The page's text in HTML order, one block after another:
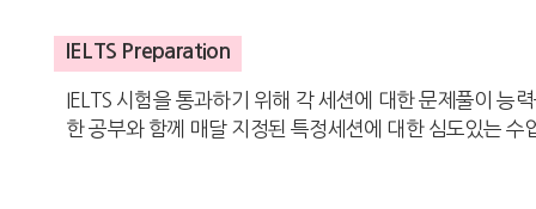
IELTS Preparation
IELTS 시험을 통과하기 위해 각 세션에 대한 문제풀이 능
한 공부와 함께 매달 지정된 특정세션에 대한 심도있는 수